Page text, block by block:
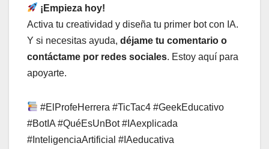
¡Empieza hoy!
Activa tu creatividad y diseña tu primer bot con IA.
Y si necesitas ayuda, déjame tu comentario o
contáctame por redes sociales. Estoy aquí para
apoyarte.
#ElProfeHerrera #TicTac4 #GeekEducativo
#BotIA #QuéEsUnBot #IAexplicada
#InteligenciaArtificial #IAeducativa